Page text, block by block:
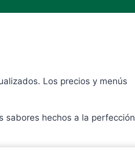
Los precios y menús
sabores hechos a la